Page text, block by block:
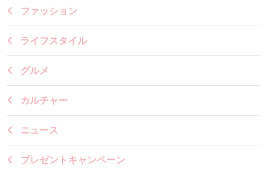
ファッション
ライフスタイル
グルメ
カルチャー
ニュース
プレゼントキャンペーン